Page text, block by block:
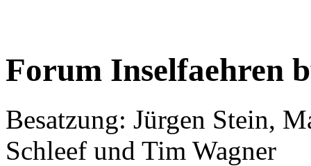
Forum Inselfaehren
Besatzung: Jürgen Stein,
Schleef und Tim Wagner